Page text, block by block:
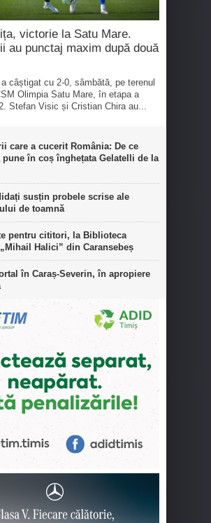
victorie la Satu Mare.
au punctaj maxim după două
câștigat cu 2-0, sâmbătă, pe terenul
Olimpia Satu Mare, în etapa a
Stefan Visic și Cristian Chira au...
care a cucerit România: De ce
pune în coș înghețata Gelatelli de la
susțin probele scrise ale
de toamnă
pentru cititori, la Biblioteca
Halici” din Caransebeș
în Caraș-Severin, în apropiere